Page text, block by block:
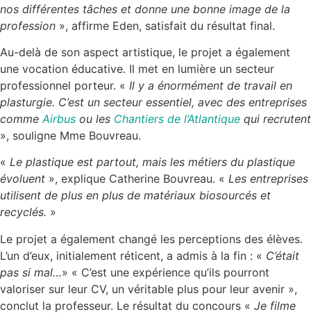
nos différentes tâches et donne une bonne image de la
profession », affirme Eden, satisfait du résultat final.
Au-delà de son aspect artistique, le projet a également
une vocation éducative. Il met en lumière un secteur
professionnel porteur. « Il y a énormément de travail en
plasturgie. C’est un secteur essentiel, avec des entreprises
comme Airbus ou les Chantiers de l’Atlantique qui recrutent
», souligne Mme Bouvreau.
« Le plastique est partout, mais les métiers du plastique
évoluent », explique Catherine Bouvreau. « Les entreprises
utilisent de plus en plus de matériaux biosourcés et
recyclés. »
Le projet a également changé les perceptions des élèves.
L’un d’eux, initialement réticent, a admis à la fin : « C’était
pas si mal…» « C’est une expérience qu’ils pourront
valoriser sur leur CV, un véritable plus pour leur avenir »,
conclut la professeur. Le résultat du concours « Je filme